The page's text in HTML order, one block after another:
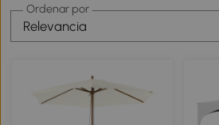
los brazos. Para cambiar la
cambiar el mecanismo al otro
derecha.
Ordenar por
Relevancia